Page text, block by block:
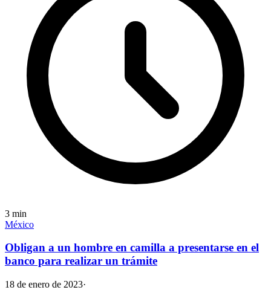
3 min
México
Obligan a un hombre en camilla a presentarse en el
banco para realizar un trámite
18 de enero de 2023·